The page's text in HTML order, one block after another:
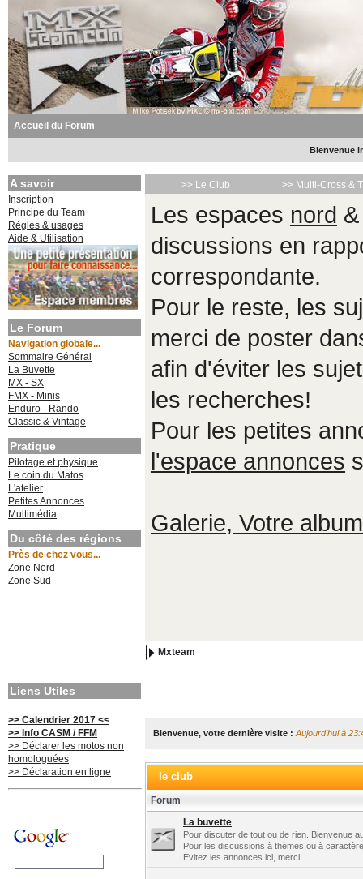
Accueil du Forum
Bienvenue
A savoir
Inscription
Principe du Team
Règles & usages
Aide & Utilisation
Le Forum
Navigation globale...
Sommaire Général
La Buvette
MX - SX
FMX - Minis
Enduro - Rando
Classic & Vintage
Pratique
Pilotage et physique
Le coin du Matos
L'atelier
Petites Annonces
Multimédia
Du côté des régions
Près de chez vous...
Zone Nord
Zone Sud
Liens Utiles
>> Calendrier 2017 <<
>> Info CASM / FFM
>> Déclarer les motos non
homologuées
>> Déclaration en ligne
>> Le Club >> Multi-Cross &
Les espaces nord
discussions en
correspondante.
Pour le reste, les
merci de poster
afin d'éviter les
les recherches!
Pour les petites
l'espace annonces
Galerie, Votre
Mxteam
Bienvenue, votre dernière visite : Aujourd'hui à
le club
Forum
La buvette
Pour discuter de tout ou de rien. Bienvenue
Pour les discussions à thèmes ou à
Evitez les annonces ici, merci!